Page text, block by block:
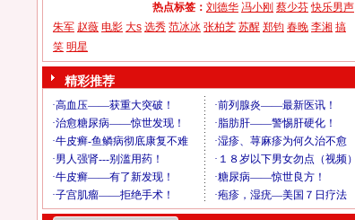
热点标签： 刘德华 冯小刚 蔡少芬 快乐男声
朱军 赵薇 电影 大s 选秀 范冰冰 张柏芝 苏醒 郑钧 春晚 李湘 搞
笑 明星
精彩推荐